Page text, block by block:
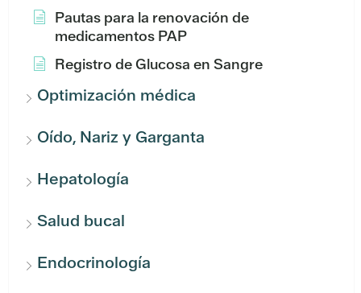
Pautas para la renovación de
medicamentos PAP
Registro de Glucosa en Sangre
Optimización médica
Oído, Nariz y Garganta
Hepatología
Salud bucal
Endocrinología